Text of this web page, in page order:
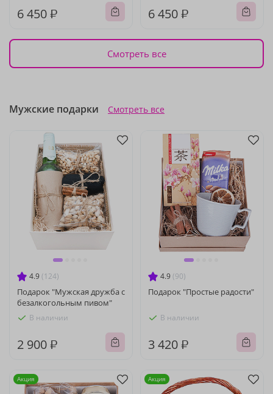
6 450 ₽ 6 450 ₽
Смотреть все
Мужские подарки Смотреть все
4.9 (124)
Подарок "Мужская дружба с
безалкогольным пивом"
В наличии
2 900 ₽
4.9 (90)
Подарок "Простые радости"
В наличии
3 420 ₽
Акция Акция